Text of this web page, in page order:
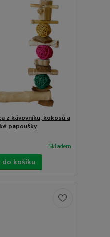
z kávovníku, kokosů a
papoušky
Skladem
do košíku